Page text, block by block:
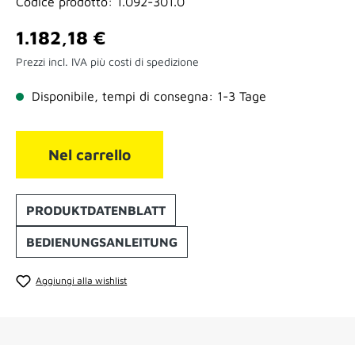
Prezzo normale:
1.182,18 €
Prezzi incl. IVA più costi di spedizione
Disponibile, tempi di consegna: 1-3 Tage
Nel carrello
PRODUKTDATENBLATT
BEDIENUNGSANLEITUNG
Aggiungi alla wishlist